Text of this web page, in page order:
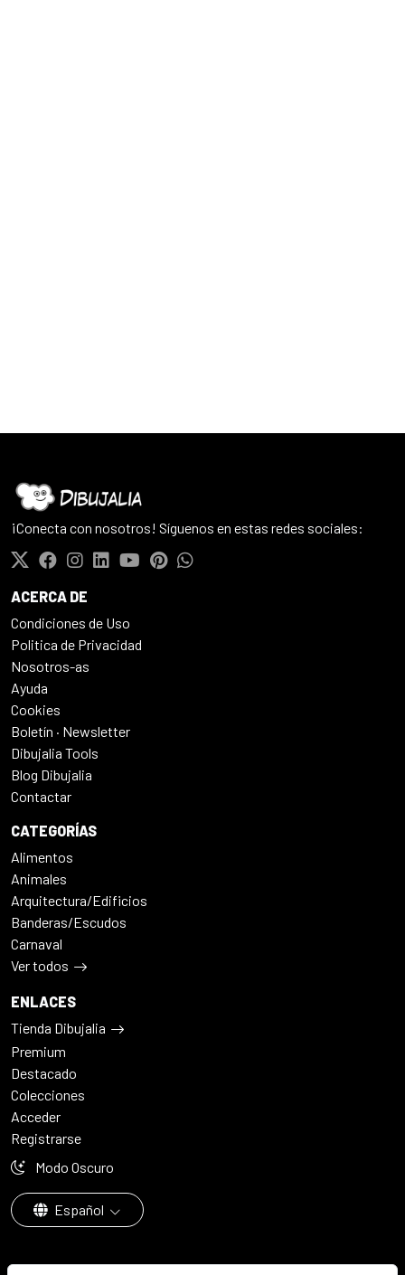
¡Conecta con nosotros! Síguenos en estas redes sociales:
ACERCA DE
Condiciones de Uso
Politica de Privacidad
Nosotros-as
Ayuda
Cookies
Boletín · Newsletter
Dibujalia Tools
Blog Dibujalia
Contactar
CATEGORÍAS
Alimentos
Animales
Arquitectura/Edificios
Banderas/Escudos
Carnaval
Ver todos
ENLACES
Tienda Dibujalia
Premium
Destacado
Colecciones
Acceder
Registrarse
Modo Oscuro
Español